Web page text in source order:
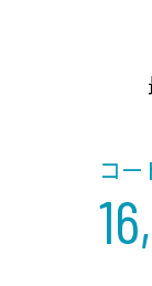
コー